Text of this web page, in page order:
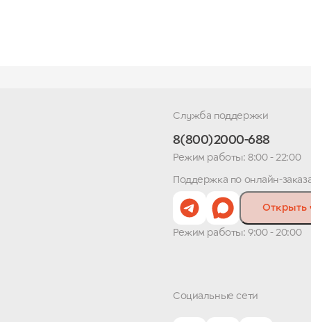
Служба поддержки
8(800)2000-688
Режим работы: 8:00 - 22:00
Поддержка по онлайн-
Открыть
Режим работы: 9:00 - 20:00
Социальные сети